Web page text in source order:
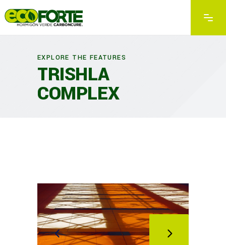
EXPLORE THE FEATURES
TRISHLA
COMPLEX